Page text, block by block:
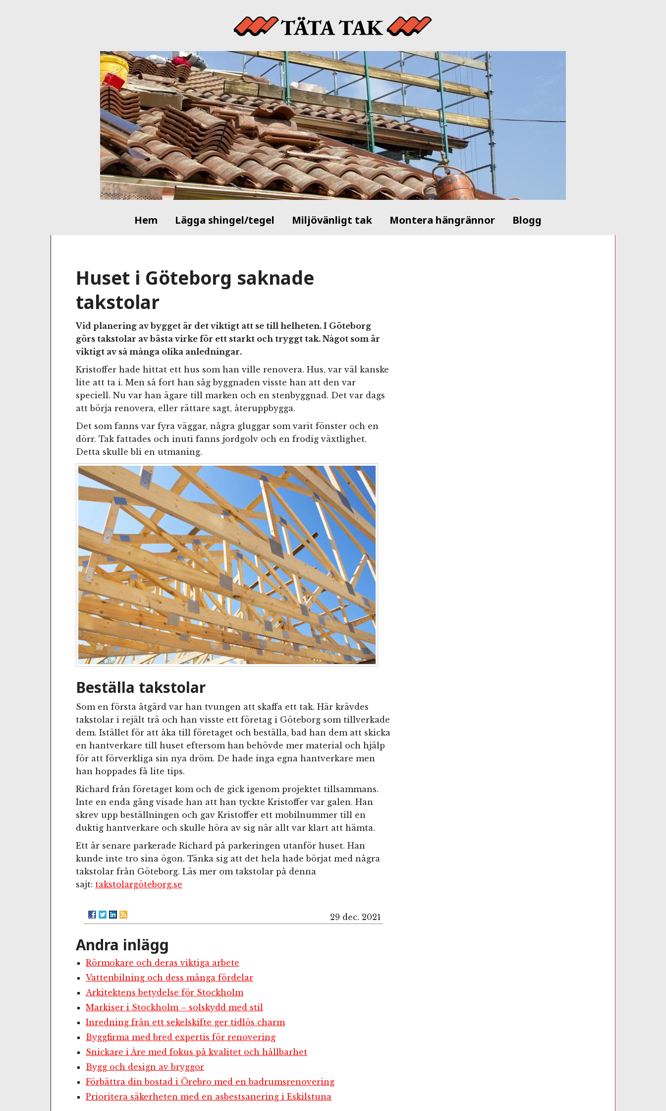
Hem Lägga shingel/tegel Miljövänligt tak Montera hängrännor Blogg
Huset i Göteborg saknade
takstolar
Vid planering av bygget är det viktigt att se till helheten. I Göteborg
görs takstolar av bästa virke för ett starkt och tryggt tak. Något som är
viktigt av så många olika anledningar.
Kristoffer hade hittat ett hus som han ville renovera. Hus, var väl kanske
lite att ta i. Men så fort han såg byggnaden visste han att den var
speciell. Nu var han ägare till marken och en stenbyggnad. Det var dags
att börja renovera, eller rättare sagt, återuppbygga.
Det som fanns var fyra väggar, några gluggar som varit fönster och en
dörr. Tak fattades och inuti fanns jordgolv och en frodig växtlighet.
Detta skulle bli en utmaning.
Beställa takstolar
Som en första åtgärd var han tvungen att skaffa ett tak. Här krävdes
takstolar i rejält trä och han visste ett företag i Göteborg som tillverkade
dem. Istället för att åka till företaget och beställa, bad han dem att skicka
en hantverkare till huset eftersom han behövde mer material och hjälp
för att förverkliga sin nya dröm. De hade inga egna hantverkare men
han hoppades få lite tips.
Richard från företaget kom och de gick igenom projektet tillsammans.
Inte en enda gång visade han att han tyckte Kristoffer var galen. Han
skrev upp beställningen och gav Kristoffer ett mobilnummer till en
duktig hantverkare och skulle höra av sig när allt var klart att hämta.
Ett år senare parkerade Richard på parkeringen utanför huset. Han
kunde inte tro sina ögon. Tänka sig att det hela hade börjat med några
takstolar från Göteborg. Läs mer om takstolar på denna
sajt: takstolargöteborg.se
29 dec. 2021
Andra inlägg
Rörmokare och deras viktiga arbete
Vattenbilning och dess många fördelar
Arkitektens betydelse för Stockholm
Markiser i Stockholm – solskydd med stil
Inredning från ett sekelskifte ger tidlös charm
Byggfirma med bred expertis för renovering
Snickare i Åre med fokus på kvalitet och hållbarhet
Bygg och design av bryggor
Förbättra din bostad i Örebro med en badrumsrenovering
Prioritera säkerheten med en asbestsanering i Eskilstuna